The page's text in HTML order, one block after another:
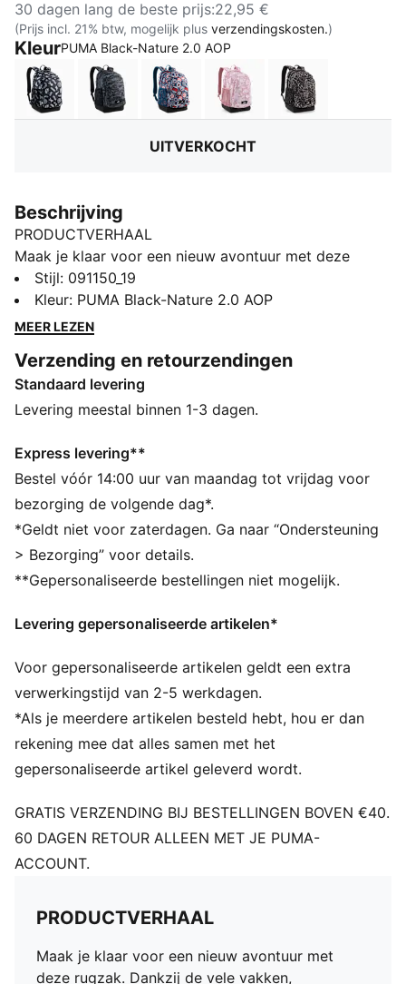
30 dagen lang de beste prijs:22,95 €
(Prijs incl. 21% btw, mogelijk plus verzendingskosten.)
KleurPUMA Black-Nature 2.0 AOP
PUMA Black-Running Icons AOP
Flat Medium Gray-Camouflage AOP
Midnight Petrol-For All Time Red-
Dusky Rosewood-Floral
Mouse Gray-
UITVERKOCHT
Beschrijving
PRODUCTVERHAAL
Maak je klaar voor een nieuw avontuur met deze
rugzak. Dankzij de vele vakken, gewatteerde
schouderbanden en een laptopvak blijven je
belangrijkste spullen geordend en binnen handbereik.
ALLE INS EN OUTS
Gemaakt van minstens 50% gerecyclede materialen
DETAILS
Voorvak met dubbelzijdige rits
Ritsopening naar voorvak met organisatievakken
Twee zijvakken van mesh
PUMA-merkdetails
Inhoud: 29L
Afmetingen: H 47,5 cm x B 30 cm x D 20 cm
Stijl: 091150_19
Kleur: PUMA Black-Nature 2.0 AOP
MEER LEZEN
Verzending en retourzendingen
Standaard levering
Levering meestal binnen 1-3 dagen.
Express levering**
Bestel vóór 14:00 uur van maandag tot vrijdag voor
bezorging de volgende dag*.
*Geldt niet voor zaterdagen. Ga naar “Ondersteuning
> Bezorging” voor details.
**Gepersonaliseerde bestellingen niet mogelijk.
Levering gepersonaliseerde artikelen*
Voor gepersonaliseerde artikelen geldt een extra
verwerkingstijd van 2-5 werkdagen.
*Als je meerdere artikelen besteld hebt, hou er dan
rekening mee dat alles samen met het
gepersonaliseerde artikel geleverd wordt.
GRATIS VERZENDING BIJ BESTELLINGEN BOVEN €40.
60 DAGEN RETOUR ALLEEN MET JE PUMA-
ACCOUNT.
PRODUCTVERHAAL
Maak je klaar voor een nieuw avontuur met
deze rugzak. Dankzij de vele vakken,